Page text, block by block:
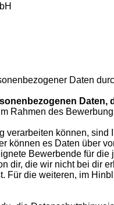
Daten
Rahmen des
können,
können es Daten über
Bewerbende für
dir, die wir nicht bei dir
Für die weiteren, im